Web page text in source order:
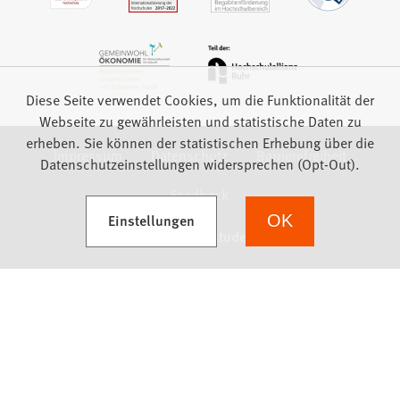
Impressum Datenschutz
Barrierefreiheit
Feedback
Diese Seite verwendet Cookies, um die Funktionalität der
Webseite zu gewährleisten und statistische Daten zu
erheben. Sie können der statistischen Erhebung über die
Datenschutzeinstellungen widersprechen (Opt-Out).
Einstellungen
(Öffnet in einem neuen Tab) OK